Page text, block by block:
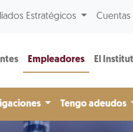
Estratégicos Cuentas
Empleadores El
Tengo adeudos